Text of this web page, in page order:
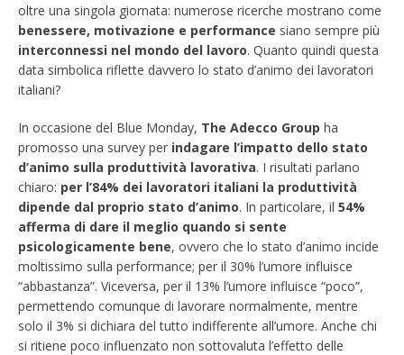
oltre una singola giornata: numerose ricerche mostrano come
benessere, motivazione e performance siano sempre più
interconnessi nel mondo del lavoro. Quanto quindi questa
data simbolica riflette davvero lo stato d’animo dei lavoratori
italiani?
In occasione del Blue Monday, The Adecco Group ha
promosso una survey per indagare l’impatto dello stato
d’animo sulla produttività lavorativa. I risultati parlano
chiaro: per l’84% dei lavoratori italiani la produttività
dipende dal proprio stato d’animo. In particolare, il 54%
afferma di dare il meglio quando si sente
psicologicamente bene, ovvero che lo stato d’animo incide
moltissimo sulla performance; per il 30% l’umore influisce
“abbastanza”. Viceversa, per il 13% l’umore influisce “poco”,
permettendo comunque di lavorare normalmente, mentre
solo il 3% si dichiara del tutto indifferente all’umore. Anche chi
si ritiene poco influenzato non sottovaluta l’effetto delle